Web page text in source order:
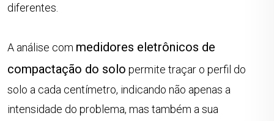
diferentes.
A análise com medidores eletrônicos de
compactação do solo permite traçar o perfil do
solo a cada centímetro, indicando não apenas a
intensidade do problema, mas também a sua